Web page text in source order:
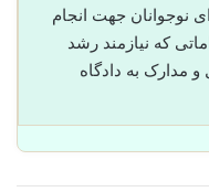
نوجوانان جهت انجام
که نیازمند رشد
و مدارک به دادگاه